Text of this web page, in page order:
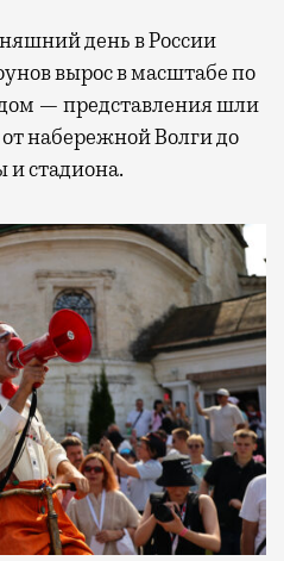
день в России
вырос в масштабе по
— представления шли
набережной Волги до
стадиона.